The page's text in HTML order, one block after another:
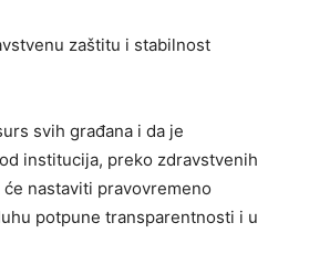
zaštitu i stabilnost
svih građana i da je
institucija, preko zdravstvenih
nastaviti pravovremeno
potpune transparentnosti i u